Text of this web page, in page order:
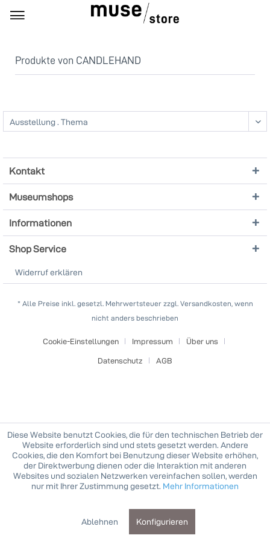
Produkte von CANDLEHAND
Kontakt
Museumshops
Informationen
Shop Service
Widerruf erklären
* Alle Preise inkl. gesetzl. Mehrwertsteuer zzgl. Versandkosten, wenn
nicht anders beschrieben
Cookie-Einstellungen Impressum
Über uns
Datenschutz
AGB
Diese Website benutzt Cookies, die für den technischen Betrieb der
Website erforderlich sind und stets gesetzt werden. Andere
Cookies, die den Komfort bei Benutzung dieser Website erhöhen,
der Direktwerbung dienen oder die Interaktion mit anderen
Websites und sozialen Netzwerken vereinfachen sollen, werden
nur mit Ihrer Zustimmung gesetzt. Mehr Informationen
Ablehnen Konfigurieren